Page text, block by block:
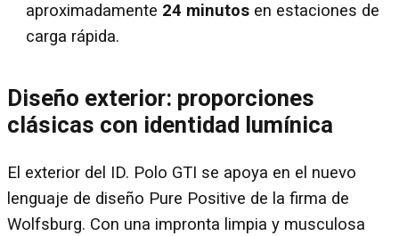
aproximadamente 24 minutosen estaciones de
carga rápida.
Diseño exterior: proporciones
clásicas con identidad lumínica
El exterior del ID. Polo GTI se apoya en el nuevo
lenguaje de diseño Pure Positive de la firma de
Wolfsburg. Con una impronta limpia y musculosa